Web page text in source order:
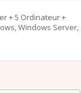
+ 5 Ordinateur +
Windows Server,